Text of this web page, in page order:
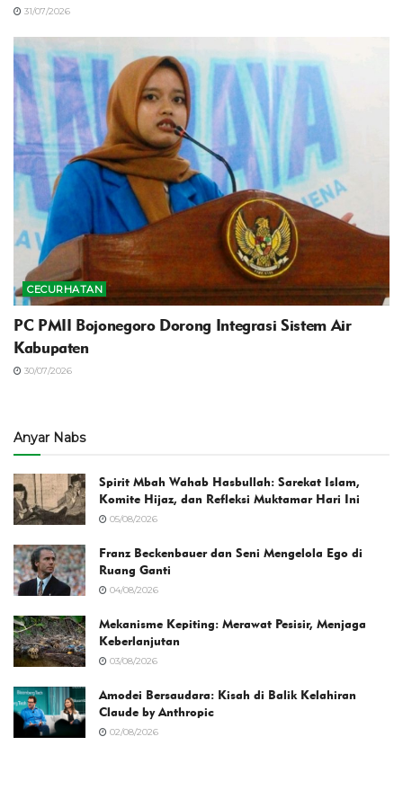
31/07/2026
CECURHATAN
PC PMII Bojonegoro Dorong Integrasi Sistem Air
Kabupaten
30/07/2026
Anyar Nabs
Spirit Mbah Wahab Hasbullah: Sarekat Islam,
Komite Hijaz, dan Refleksi Muktamar Hari Ini
05/08/2026
Franz Beckenbauer dan Seni Mengelola Ego di
Ruang Ganti
04/08/2026
Mekanisme Kepiting: Merawat Pesisir, Menjaga
Keberlanjutan
03/08/2026
Amodei Bersaudara: Kisah di Balik Kelahiran
Claude by Anthropic
02/08/2026